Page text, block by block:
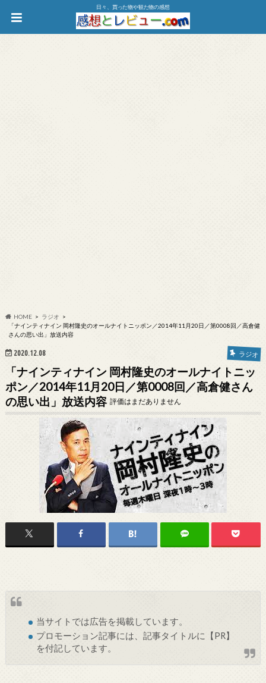
日々、買った物や観た物の感想
HOME
ラジオ
「ナインティナイン 岡村隆史のオールナイトニッポン／2014年11月20日／第0008回／高倉健
さんの思い出」放送内容
2020.12.08 ラジオ
「ナインティナイン 岡村隆史のオールナイトニッ
ポン／2014年11月20日／第0008回／高倉健さん
の思い出」放送内容 評価はまだありません
当サイトでは広告を掲載しています。
プロモーション記事には、記事タイトルに【PR】
を付記しています。